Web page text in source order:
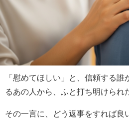
「慰めてほしい」と、信頼する
るあの人から、ふと打ち明けられ
その一言に、どう返事をすれば良